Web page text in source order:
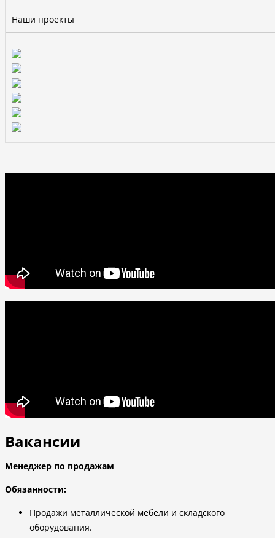
Наши проекты
Вакансии
Менеджер по продажам
Обязанности:
Продажи металлической мебели и складского
оборудования.